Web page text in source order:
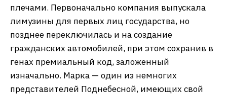
плечами. Первоначально компания выпускала
лимузины для первых лиц государства, но
позднее переключилась и на создание
гражданских автомобилей, при этом сохранив в
генах премиальный код, заложенный
изначально. Марка — один из немногих
представителей Поднебесной, имеющих свой